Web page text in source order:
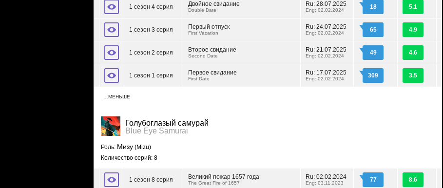
1 сезон 4 серия Двойное свидание
Double Date
Ru: 28.07.2025
Eng: 02.02.2024 18 5.1
1 сезон 3 серия Первый отпуск
First Vacation
Ru: 24.07.2025
Eng: 02.02.2024 65 4.9
1 сезон 2 серия Второе свидание
Second Date
Ru: 21.07.2025
Eng: 02.02.2024 49 4.6
1 сезон 1 серия Первое свидание
First Date
Ru: 17.07.2025
Eng: 02.02.2024 309 3.5
…МЕНЬШЕ
Голубоглазый самурай
Blue Eye Samurai
Роль: Мизу (Mizu)
Количество серий: 8
1 сезон 8 серия Великий пожар 1657 года
The Great Fire of 1657
Ru: 02.02.2024
Eng: 03.11.2023 77 8.6